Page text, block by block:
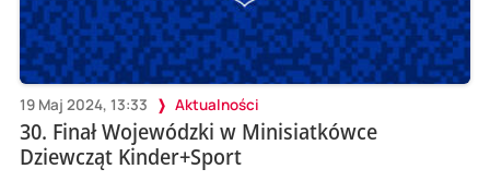
19 Maj 2024, 13:33 Aktualności
30. Finał Wojewódzki w Minisiatkówce
Dziewcząt Kinder+Sport